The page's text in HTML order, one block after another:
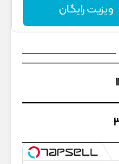
ویزیت رایگان